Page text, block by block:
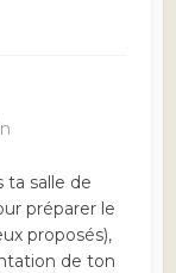
ta salle de
préparer le
proposés),
de ton